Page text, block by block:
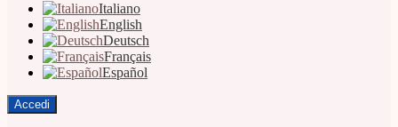
Italiano
English
Deutsch
Français
Español
Accedi